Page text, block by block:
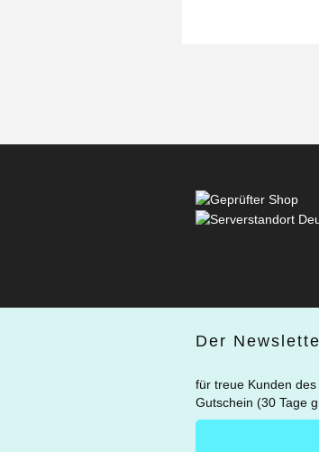
Der
für treue Kunden
Gutschein (30 Tage